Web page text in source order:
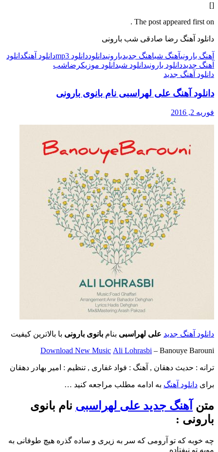
[]
The post appeared first on .
دانلود آهنگ رضا صادقی شب بارونی
آهنگ بارونیآهنگ شباهنگ جدیدبارونیدانلوددانلود mp3 دانلود آهنگدانلود
آهنگ جدیددانلود بارونیدانلود شبدانلود موزیکرضاشب
دانلود آهنگ جدید
دانلود آهنگ علی لهراسبی نام بانوی بارونی
فوریه 2, 2016
دانلود آهنگ جدید علی لهراسبی بنام بانوی بارونی با بالاترین کیفیت
Download New Music Ali Lohrasbi – Banouye Barouni
ترانه : حدیث دهقان , آهنگ : فواد غفاری , تنظیم : امیر بهادر دهقان
برای دانلود آهنگ به ادامه مطلب مراجعه کنید …
متن آهنگ جدید علی لهراسبی نام بانوی
بارونی :
چه خوبه که تو آرومی که سر به زیری و ساده گذره هیچ طوفانی به
مویه تو نیفتاده